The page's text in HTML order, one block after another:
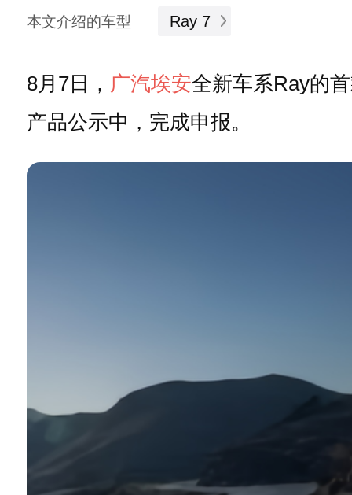
本文介绍的车型 Ray 7
8月7日， 广汽埃安全新车系Ray的
产品公示中，完成申报。